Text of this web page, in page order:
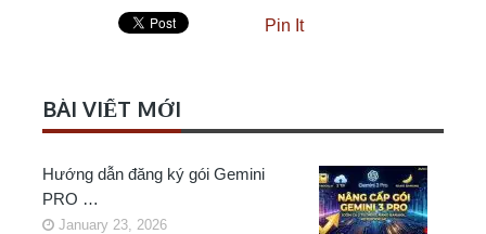
Pin It
BÀI VIẾT MỚI
Hướng dẫn đăng ký gói Gemini
PRO …
January 23, 2026